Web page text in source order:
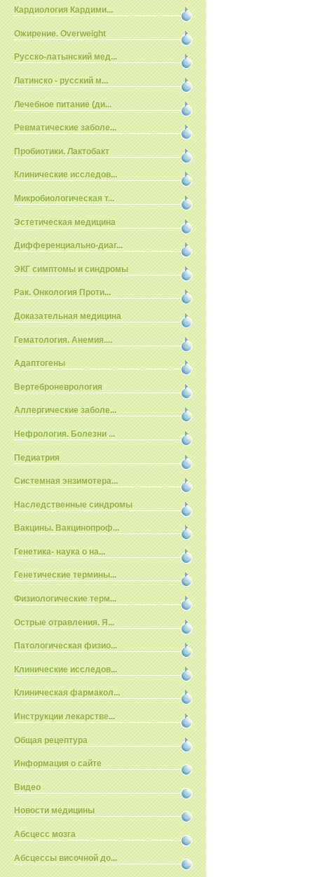
Кардиология Кардими...
Ожирение. Overweight
Русско-латынский мед...
Латинско - русский м...
Лечебное питание (ди...
Ревматические заболе...
Пробиотики. Лактобакт
Клинические исследов...
Микробиологическая т...
Эстетическая медицина
Дифференциально-диаг...
ЭКГ симптомы и синдромы
Рак. Онкология Проти...
Доказательная медицина
Гематология. Анемия....
Адаптогены
Вертеброневрология
Аллергические заболе...
Нефрология. Болезни ...
Педиатрия
Системная энзимотера...
Наследственные синдромы
Вакцины. Вакцинопроф...
Генетика- наука о на...
Генетические термины...
Физиологические терм...
Острые отравления. Я...
Патологическая физио...
Клинические исследов...
Клиническая фармакол...
Инструкции лекарстве...
Общая рецептура
Информация о сайте
Видео
Новости медицины
Абсцесс мозга
Абсцессы височной до...